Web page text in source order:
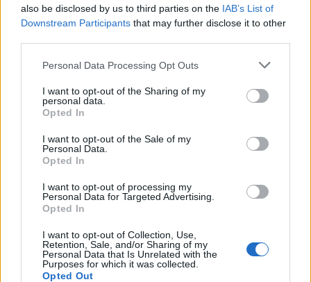
also be disclosed by us to third parties on the IAB’s List of
Downstream Participants that may further disclose it to other
Personal Data Processing Opt Outs
I want to opt-out of the Sharing of my
personal data.
Opted In
I want to opt-out of the Sale of my
Personal Data.
Opted In
I want to opt-out of processing my
Personal Data for Targeted Advertising.
Opted In
I want to opt-out of Collection, Use,
Retention, Sale, and/or Sharing of my
Personal Data that Is Unrelated with the
Purposes for which it was collected.
Opted Out
“Partido Nós, Cidadãos!” e
“PPM” vai assumir a
por Sérgio Costa
concentração na estação
ferroviária de Nelas para
anunciam que começaram
Pampilhosa-Mangualde
Artigos Relacionados
amarela da Volta a Portugal. Rafael
Barbas, natural de Gonçalo, ficou na 62ª
05/08/2026
Presidente da República deverá estar
presente nas comemorações dos 150